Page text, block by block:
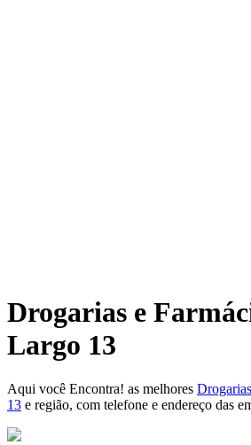
Drogarias e
Largo 13
Aqui você Encontra! as melhores
13 e região, com telefone e endereço das